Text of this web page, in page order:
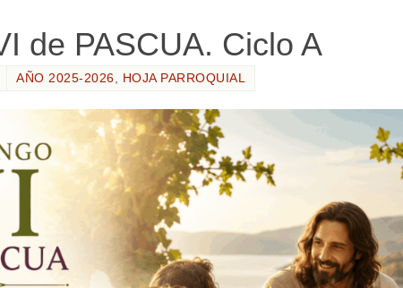
de PASCUA. Ciclo A
AÑO 2025-2026, HOJA PARROQUIAL